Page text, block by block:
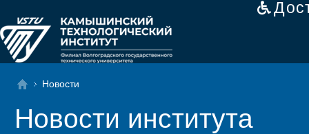
Новости
Новости института